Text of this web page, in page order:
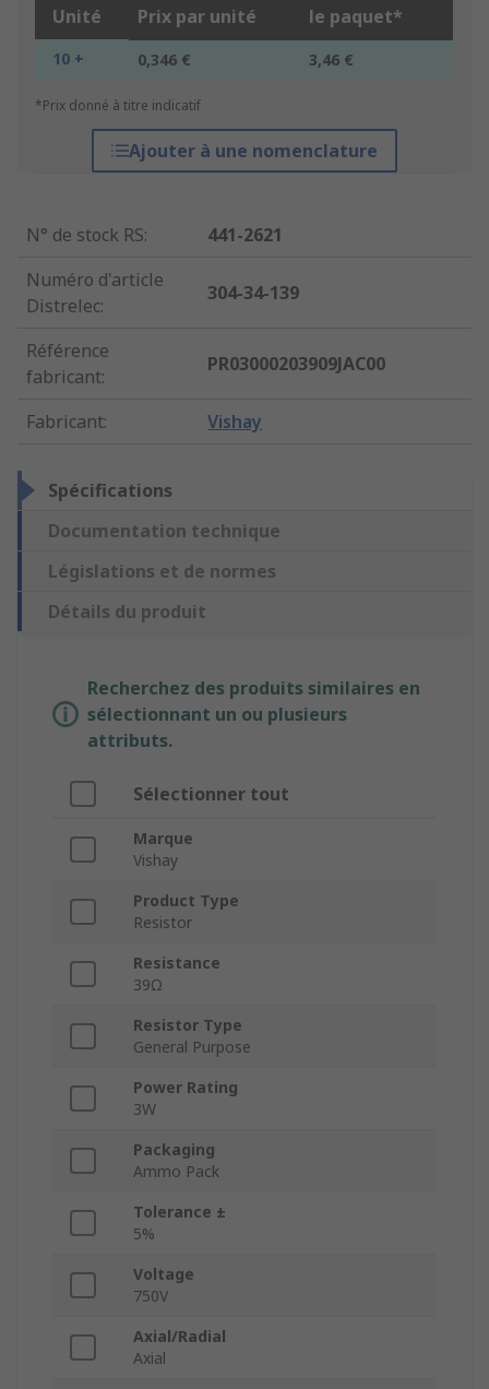
Unité Prix par unité le paquet*
10 + 0,346 € 3,46 €
*Prix donné à titre indicatif
Ajouter à une nomenclature
N° de stock RS:
441-2621
Numéro d'article
Distrelec:
304-34-139
Référence
fabricant:
PR03000203909JAC00
Fabricant: Vishay
Spécifications
Documentation technique
Législations et de normes
Détails du produit
Recherchez des produits similaires en
sélectionnant un ou plusieurs
attributs.
Sélectionner tout
Marque
Vishay
Product Type
Resistor
Resistance
39Ω
Resistor Type
General Purpose
Power Rating
3W
Packaging
Ammo Pack
Tolerance ±
5%
Voltage
750V
Axial/Radial
Axial